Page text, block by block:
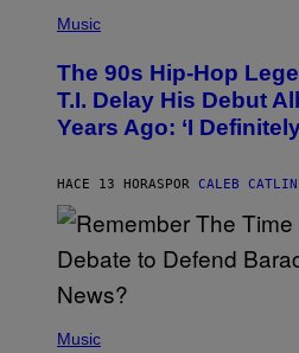
P
O
B
Y
H
N
N
U
N
E
/
Music
The 90s Hip-Hop
T.I. Delay His Debut
Years Ago: ‘I
HACE 13 HORAS POR CALEB CATLIN
P
Music